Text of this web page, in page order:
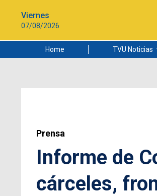
Viernes
07/08/2026
Home TVU Noticias
Ciudad
Prensa
Informe de
cárceles,